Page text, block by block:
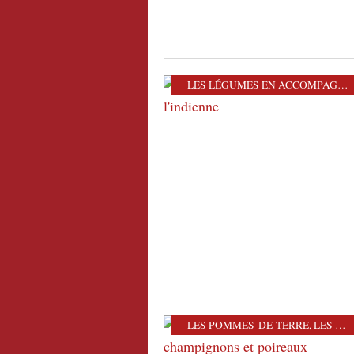
LES LÉGUMES EN ACCOMPAGNEMENT
LES POMMES-DE-TERRE,LES PLATS VÉGÉTARIENS